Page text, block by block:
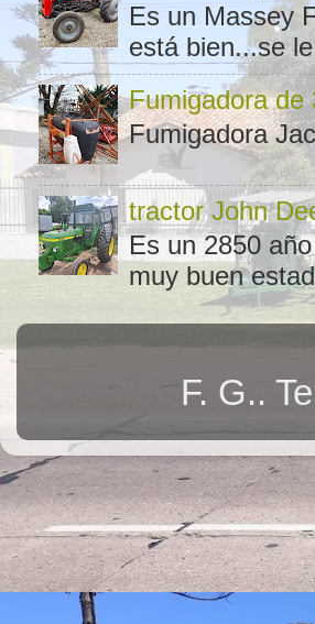
Es un Massey
está bien...se
Fumigadora de
Fumigadora
tractor John
Es un 2850
muy buen
F. G..